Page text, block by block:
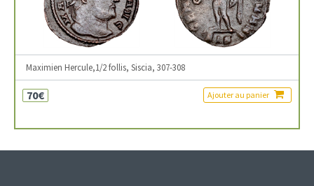
Maximien Hercule,1/2 follis, Siscia, 307-308
70€ Ajouter au panier